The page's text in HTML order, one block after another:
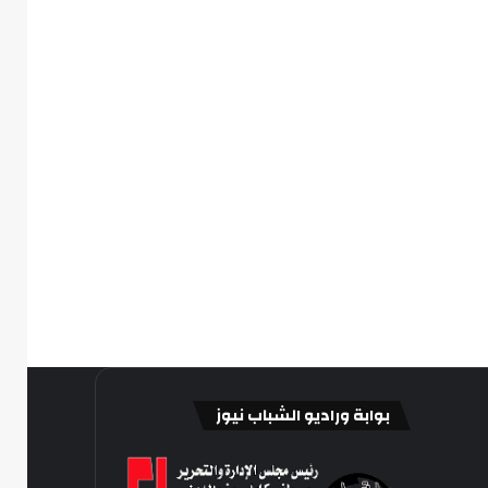
بوابة وراديو الشباب نيوز